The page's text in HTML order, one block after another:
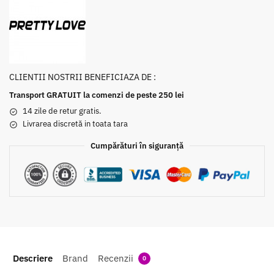
CLIENTII NOSTRII BENEFICIAZA DE :
Transport GRATUIT la comenzi de peste 250 lei
14 zile de retur gratis.
Livrarea discretă in toata tara
Cumpărături în siguranță
Descriere Brand Recenzii 0